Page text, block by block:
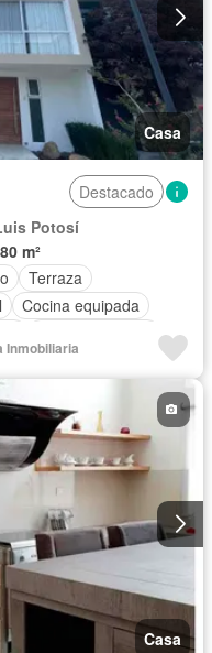
Casa
Destacado
Potosí
m²
Terraza
Cocina equipada
Wifi
Inmobiliaria
Casa